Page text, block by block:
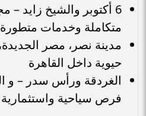
6 أكتوبر والشيخ زايد
متكاملة وخدمات متطورة
مدينة نصر، مصر
حيوية داخل القاهرة
الغردقة ورأس سدر – و
فرص سياحية